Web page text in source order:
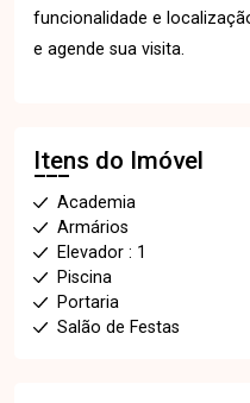
funcionalidade e
e agende sua visita.
Itens do Imóvel
Academia
Armários
Elevador : 1
Piscina
Portaria
Salão de Festas